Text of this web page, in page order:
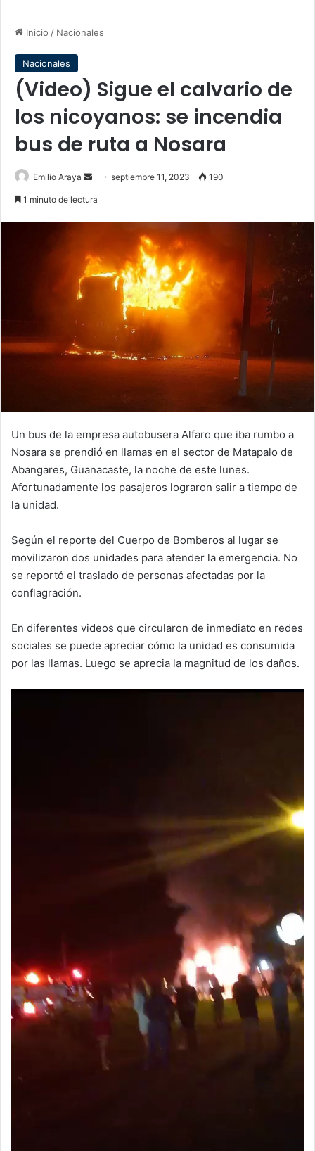
Inicio / Nacionales
Nacionales
(Video) Sigue el calvario de
los nicoyanos: se incendia
bus de ruta a Nosara
Emilio Araya
Sendseptiembre 11, 2023 190
1 minuto de lectura
Un bus de la empresa autobusera Alfaro que iba rumbo a
Nosara se prendió en llamas en el sector de Matapalo de
Abangares, Guanacaste, la noche de este lunes.
Afortunadamente los pasajeros lograron salir a tiempo de
la unidad.
Según el reporte del Cuerpo de Bomberos al lugar se
movilizaron dos unidades para atender la emergencia. No
se reportó el traslado de personas afectadas por la
conflagración.
En diferentes videos que circularon de inmediato en redes
sociales se puede apreciar cómo la unidad es consumida
por las llamas. Luego se aprecia la magnitud de los daños.